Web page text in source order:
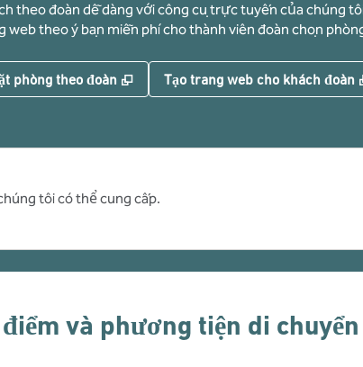
theo đoàn dễ dàng với công cụ trực tuyến của chúng
web theo ý bạn miễn phí cho thành viên đoàn chọn
phòng theo đoàn , Mở thẻ mới
Tạo trang web cho khách đoàn
tôi có thể cung cấp.
và phương tiện di chuyển